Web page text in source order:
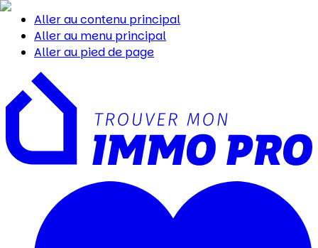
Aller au contenu principal
Aller au menu principal
Aller au pied de page